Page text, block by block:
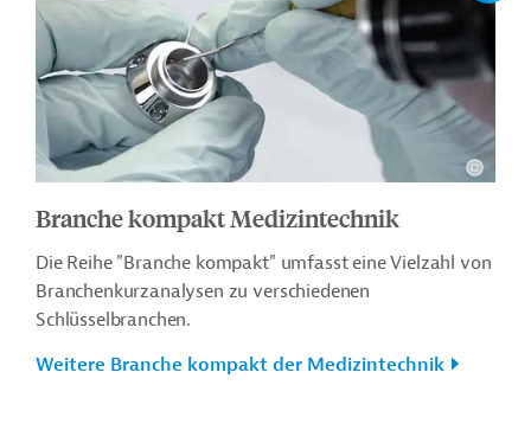
Branche kompakt Medizintechnik
Die Reihe "Branche kompakt" umfasst eine Vielzahl von
Branchenkurzanalysen zu verschiedenen
Schlüsselbranchen.
Weitere Branche kompakt der Medizintechnik